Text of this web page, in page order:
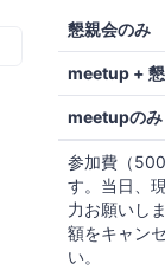
懇親会のみ
meetup +
meetupのみ
参加費（
す。当日、
力お願いし
額をキャン
い。